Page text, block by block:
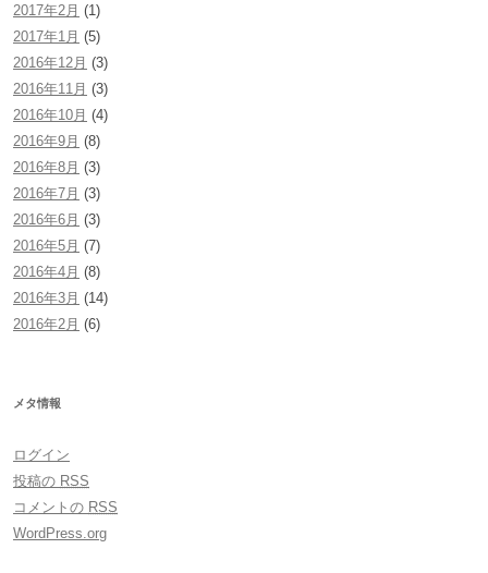
2017年2月 (1)
2017年1月 (5)
2016年12月 (3)
2016年11月 (3)
2016年10月 (4)
2016年9月 (8)
2016年8月 (3)
2016年7月 (3)
2016年6月 (3)
2016年5月 (7)
2016年4月 (8)
2016年3月 (14)
2016年2月 (6)
メタ情報
ログイン
投稿の RSS
コメントの RSS
WordPress.org